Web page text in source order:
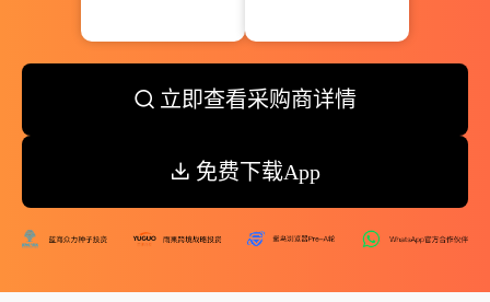
立即查看采购商详情
免费下载App